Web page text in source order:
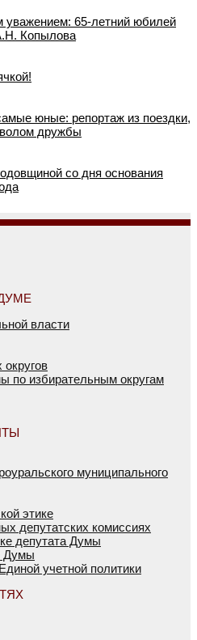
уважением: 65-летний юбилей
Копылова
юные: репортаж из поездки,
дружбы
со дня основания
власти
по избирательным округам
муниципального
этике
депутатских комиссиях
депутата Думы
Думы
учетной политики